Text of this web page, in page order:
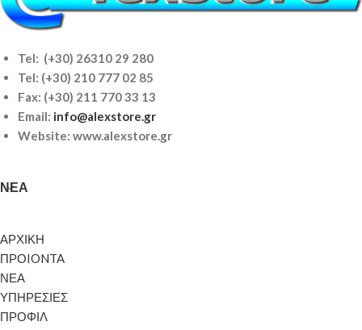
Tel: (+30) 26310 29 280
Tel: (+30) 210 777 02 85
Fax: (+30) 211 770 33 13
Email: info@alexstore.gr
Website: www.alexstore.gr
ΝΈΑ
ΑΡΧΙΚΗ
ΠΡΟIONTA
ΝΕΑ
ΥΠΗΡΕΣΙΕΣ
ΠΡΟΦΙΛ